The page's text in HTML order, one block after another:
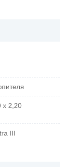
x 2,20
III